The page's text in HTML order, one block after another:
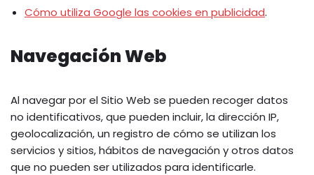
Cómo utiliza Google las cookies en publicidad.
Navegación Web
Al navegar por el Sitio Web se pueden recoger datos
no identificativos, que pueden incluir, la dirección IP,
geolocalización, un registro de cómo se utilizan los
servicios y sitios, hábitos de navegación y otros datos
que no pueden ser utilizados para identificarle.